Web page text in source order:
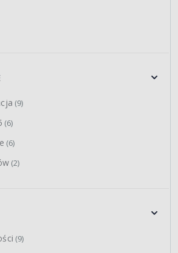
(9)
(6)
(6)
(2)
(9)